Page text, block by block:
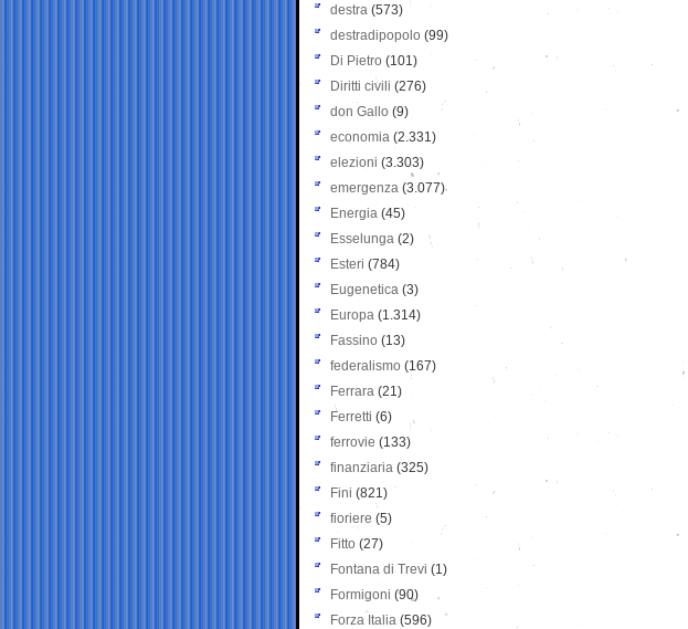
destra (573)
destradipopolo (99)
Di Pietro (101)
Diritti civili (276)
don Gallo (9)
economia (2.331)
elezioni (3.303)
emergenza (3.077)
Energia (45)
Esselunga (2)
Esteri (784)
Eugenetica (3)
Europa (1.314)
Fassino (13)
federalismo (167)
Ferrara (21)
Ferretti (6)
ferrovie (133)
finanziaria (325)
Fini (821)
fioriere (5)
Fitto (27)
Fontana di Trevi (1)
Formigoni (90)
Forza Italia (596)